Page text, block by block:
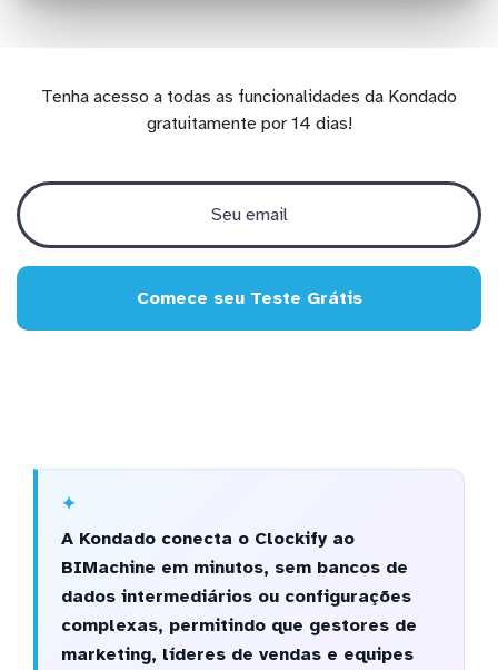
Tenha acesso a todas as funcionalidades da Kondado
gratuitamente por 14 dias!
Comece seu Teste Grátis
A Kondado conecta o Clockify ao
BIMachine em minutos, sem bancos de
dados intermediários ou configurações
complexas, permitindo que gestores de
marketing, líderes de vendas e equipes